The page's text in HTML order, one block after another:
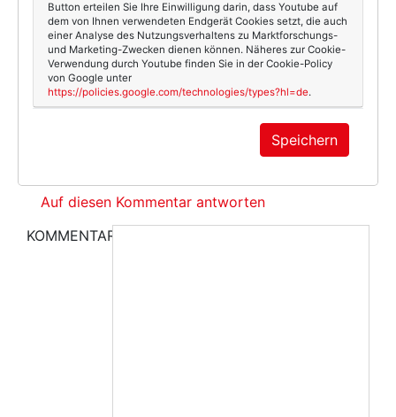
Auf diesen Kommentar antworten
be|es|ha
am Donnerstag, 11. Juni 2009 um 17:30 Uhr
Hier kommt er übrigens her, der Hut:
http://www.mrsongmillinery.com/
Falls noch jemand zum Jobwunder von Detroit
Auf diesen Kommentar antworten
KOMMENTAR
Button erteilen Sie Ihre Einwilligung darin, dass Youtube auf
dem von Ihnen verwendeten Endgerät Cookies setzt, die auch
einer Analyse des Nutzungsverhaltens zu Marktforschungs-
und Marketing-Zwecken dienen können. Näheres zur Cookie-
Verwendung durch Youtube finden Sie in der Cookie-Policy
von Google unter
https://policies.google.com/technologies/types?hl=de.
Speichern